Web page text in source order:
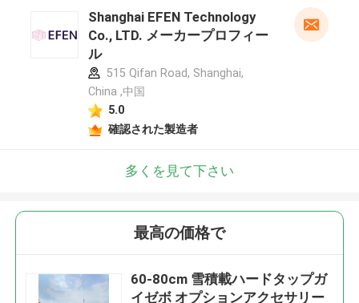
Shanghai EFEN Technology
Co., LTD. メーカープロフィー
ル
515 Qifan Road, Shanghai,
China ,中国
5.0
確認された製造者
多くを見て下さい
最高の価格で
60-80cm 雪積載ハードタップガ
イゼボ オプションアクセサリー